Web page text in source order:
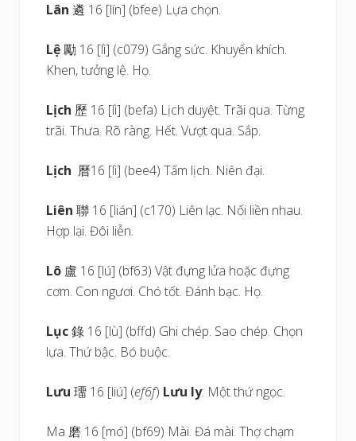
Lân 遴 16 [lín] (bfee) Lựa chọn.
Lệ勵 16 [lì] (c079) Gắng sức. Khuyến khích.
Khen, tưởng lệ. Họ.
Lịch 歷 16 [lì] (befa) Lịch duyệt. Trãi qua. Từng
trãi. Thưa. Rõ ràng. Hết. Vượt qua. Sắp.
Lịch 曆16 [lì] (bee4) Tấm lịch. Niên đại.
Liên聯 16 [lián] (c170) Liên lạc. Nối liền nhau.
Hợp lại. Đôi liễn.
Lô 盧 16 [lú] (bf63) Vật đựng lửa hoặc đựng
cơm. Con ngươi. Chó tốt. Đánh bạc. Họ.
Lục錄 16 [lù] (bffd) Ghi chép. Sao chép. Chọn
lựa. Thứ bậc. Bó buộc.
Lưu 璢 16 [liú] (ef6f) Lưu ly: Một thứ ngọc.
Ma 磨 16 [mó] (bf69) Mài. Đá mài. Thợ chạm